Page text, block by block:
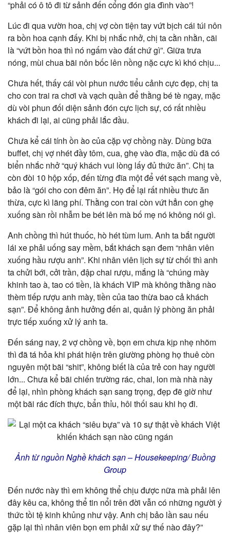
“phải có ô tô đi từ sảnh đến cổng đón gia đình vào”!
Lúc đi qua vườn hoa, chị vợ còn tiện tay vứt bịch cái túi nôn
ra bồn hoa cạnh đấy. Khi bị nhắc nhở, chị ta cằn nhằn, cãi
là “vứt bồn hoa thì nó ngấm vào đất chứ gì”. Giữa trưa
nóng, mùi chua bãi nôn bốc lên nồng nặc cực kì khó chịu...
Chưa hết, thấy cái vòi phun nước tiểu cảnh cực đẹp, chị ta
cho con trai ra chơi và vạch quần để thằng bé tè ngay, mặc
dù vòi phun đối diện sảnh đón cực lịch sự, có rất nhiều
khách đi lại, ai cũng phải lắc đầu.
Chưa kể cái tính ồn ào của cặp vợ chồng này. Dùng bữa
buffet, chị vợ nhét đầy tôm, cua, ghẹ vào đĩa, mặc dù đã có
biển nhắc nhở “quý khách vui lòng lấy đủ thức ăn”. Chị ta
còn đòi 10 hộp xốp, đến từng đĩa một để vét sạch mang về,
bảo là “gói cho con đêm ăn”. Họ để lại rất nhiều thưc ăn
thừa, cực kì lãng phí. Thằng con trai còn vứt hẳn con ghẹ
xuống sàn rồi nhẫm be bét lên mà bố mẹ nó không nói gì.
Anh chồng thì hút thuốc, hò hét tùm lum. Anh ta bắt người
lái xe phải uống say mềm, bắt khách sạn đem “nhân viên
xuống hầu rượu anh”. Khi nhân viên lịch sự từ chối thì anh
ta chửi bới, cởi trần, đập chai rượu, mắng là “chúng mày
khinh tao à, tao có tiền, là khách VIP mà không thằng nào
thèm tiếp rượu anh mày, tiền của tao thừa bao cả khách
sạn”. Để không ảnh hưởng đến ai, quản lý phòng ăn phải
trực tiếp xuống xử lý anh ta.
Đến sáng nay, 2 vợ chồng về, bọn em chưa kịp nhẹ nhõm
thì đã tá hỏa khi phát hiện trên giường phòng họ thuê còn
nguyên một bãi “shit”, không biết là của trẻ con hay người
lớn... Chưa kể bãi chiến trường rác, chai, lon mà nhà này
để lại, nhìn phòng khách sạn sang trọng, đẹp đẽ giờ như
một bãi rác đích thực, bẩn thỉu, hôi thối sau khi họ đi.
Ảnh từ nguồn Nghề khách sạn – Housekeeping/ Buồng
Group
Đến nước này thì em không thể chịu được nữa mà phải lên
đây kêu ca, không thể tin nổi trên đời vẫn có những người ý
thức tồi tệ kinh khủng như vậy. Anh chị bảo lần sau nếu
gặp lại thì nhân viên bọn em phải xử sự thế nào đây?”